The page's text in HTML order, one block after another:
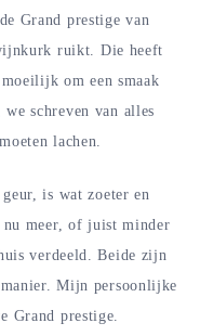
Grand prestige van
ruikt. Die heeft
om een smaak
schreven van alles
lachen.
is wat zoeter en
meer, of juist minder
verdeeld. Beide zijn
Mijn persoonlijke
Grand prestige.